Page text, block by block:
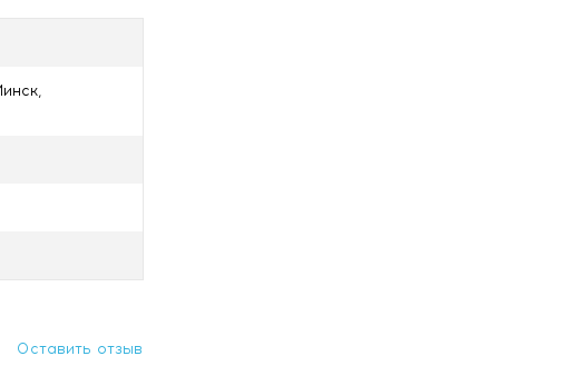
обмена,
Оставить отзыв